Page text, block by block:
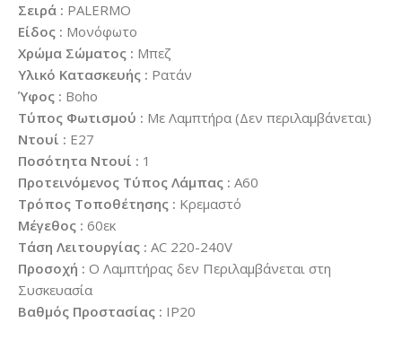
Σειρά : PALERMO
Είδος : Μονόφωτο
Χρώμα Σώματος : Μπεζ
Υλικό Κατασκευής : Ρατάν
Ύφος : Boho
Τύπος Φωτισμού : Με Λαμπτήρα (Δεν περιλαμβάνεται)
Ντουί : E27
Ποσότητα Ντουί : 1
Προτεινόμενος Τύπος Λάμπας : A60
Τρόπος Τοποθέτησης : Κρεμαστό
Μέγεθος : 60εκ
Τάση Λειτουργίας : AC 220-240V
Προσοχή : Ο Λαμπτήρας δεν Περιλαμβάνεται στη
Συσκευασία
Βαθμός Προστασίας : IP20